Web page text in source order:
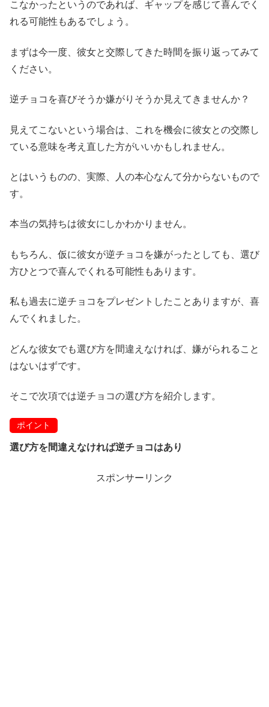
こなかったというのであれば、ギャップを感じて喜んでく
れる可能性もあるでしょう。
まずは今一度、彼女と交際してきた時間を振り返ってみて
ください。
逆チョコを喜びそうか嫌がりそうか見えてきませんか？
見えてこないという場合は、これを機会に彼女との交際し
ている意味を考え直した方がいいかもしれません。
とはいうものの、実際、人の本心なんて分からないもので
す。
本当の気持ちは彼女にしかわかりません。
もちろん、仮に彼女が逆チョコを嫌がったとしても、選び
方ひとつで喜んでくれる可能性もあります。
私も過去に逆チョコをプレゼントしたことありますが、喜
んでくれました。
どんな彼女でも選び方を間違えなければ、嫌がられること
はないはずです。
そこで次項では逆チョコの選び方を紹介します。
ポイント
選び方を間違えなければ逆チョコはあり
スポンサーリンク